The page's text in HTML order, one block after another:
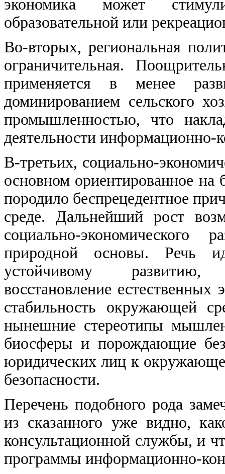
экономика может
образовательной или
Во-вторых, региональная
ограничительная.
применяется в менее
доминированием сельского
промышленностью, что
деятельности информационно-
В-третьих, социально-
основном ориентированное на
породило беспрецедентное
среде. Дальнейший рост
социально-
природной основы. Речь
устойчивому развитию,
восстановление
стабильность окружающей
нынешние стереотипы
биосферы и порождающие
юридических лиц к
безопасности.
Перечень подобного рода
из сказанного уже видно,
консультационной службы, и
программы информационно-